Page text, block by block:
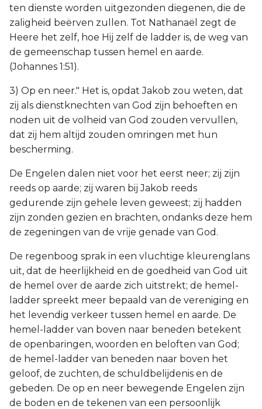
ten dienste worden uitgezonden diegenen, die de
zaligheid beërven zullen. Tot Nathanaël zegt de
Heere het zelf, hoe Hij zelf de ladder is, de weg van
de gemeenschap tussen hemel en aarde.
(Johannes 1:51).
3) Op en neer." Het is, opdat Jakob zou weten, dat
zij als dienstknechten van God zijn behoeften en
noden uit de volheid van God zouden vervullen,
dat zij hem altijd zouden omringen met hun
bescherming.
De Engelen dalen niet voor het eerst neer; zij zijn
reeds op aarde; zij waren bij Jakob reeds
gedurende zijn gehele leven geweest; zij hadden
zijn zonden gezien en brachten, ondanks deze hem
de zegeningen van de vrije genade van God.
De regenboog sprak in een vluchtige kleurenglans
uit, dat de heerlijkheid en de goedheid van God uit
de hemel over de aarde zich uitstrekt; de hemel-
ladder spreekt meer bepaald van de vereniging en
het levendig verkeer tussen hemel en aarde. De
hemel-ladder van boven naar beneden betekent
de openbaringen, woorden en beloften van God;
de hemel-ladder van beneden naar boven het
geloof, de zuchten, de schuldbelijdenis en de
gebeden. De op en neer bewegende Engelen zijn
de boden en de tekenen van een persoonlijk